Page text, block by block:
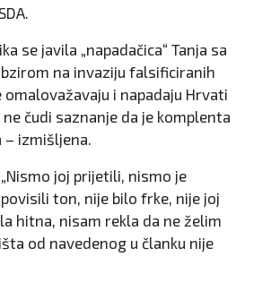
se javila „napadačica“ Tanja sa
na invaziju falsificiranih
i napadaju Hrvati
ne čudi saznanje da je komplenta
izmišljena.
joj prijetili, nismo je
ton, nije bilo frke, nije joj
hitna, nisam rekla da ne želim
od navedenog u članku nije